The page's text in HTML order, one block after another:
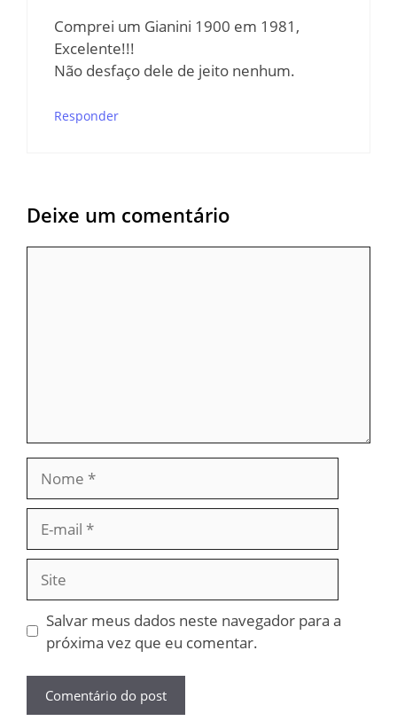
Comprei um Gianini 1900 em 1981,
Excelente!!!
Não desfaço dele de jeito nenhum.
Responder
Deixe um comentário
mail
Site
Salvar meus dados neste navegador para a
próxima vez que eu comentar.